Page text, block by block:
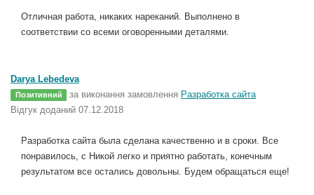
Отличная работа, никаких нареканий. Выполнено в
соответствии со всеми оговоренными деталями.
Darya Lebedeva
Позитивний за виконання замовлення Разработка сайта
Відгук доданий 07.12.2018
Разработка сайта была сделана качественно и в сроки. Все
понравилось, с Никой легко и приятно работать, конечным
результатом все остались довольны. Будем обращаться еще!